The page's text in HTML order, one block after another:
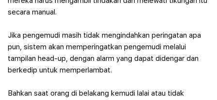
secara manual.
Jika pengemudi masih tidak mengindahkan peringatan apa
pun, sistem akan memperingatkan pengemudi melalui
tampilan head-up, dengan alarm yang dapat didengar dan
berkedip untuk memperlambat.
Bahkan saat orang di belakang kemudi lalai atau tidak